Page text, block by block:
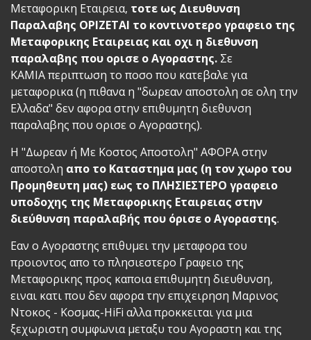
Μεταφορικη Εταιρεια, τοτε ως Διευθυνση
Παραλαβης ΟΡΙΖΕΤΑΙ το κοντινοτερο γραφειο της
Μεταφορικης Εταιρειας και οχι η διεθυνση
παραλαβης που ορισε ο Αγοραστης. Σε
ΚΑΜΙΑ περιπτωση το ποσο που κατεβαλε για
μεταφορικα (η πιθανα η "δωρεαν αποστολη σε ολη την
Ελλαδα" δεν αφορα στην επιθυμητη διεθυνση
παραλαβης που ορισε ο Αγοραστης).
Η "Δωρεαν ή Με Κοστος Αποστολη" ΑΦΟΡΑ στην
αποστολη απο το Καταστημα μας (η τον χωρο του
Προμηθευτη μας) εως το ΠΛΗΣΙΕΣΤΕΡΟ γραφειο
υποδοχης της Μεταφορικης Εταιρειας στην
διεύθυνση παραλαβής που όρισε ο Αγοραστης.
Εαν ο Αγοραστης επιθυμει την μεταφορα του
προιοντος απο το πλησιεστερο Γραφειο της
Μεταφορικης προς καποια επιθυμητη διευθυνση,
ειναι κατι που δεν αφορα την επιχειρηση Μαρινος
Ντοκος - Κοσμας-HiFi αλλα προκκειται για μια
ξεχωριστη συμφωνια μεταξυ του Αγοραστη και της